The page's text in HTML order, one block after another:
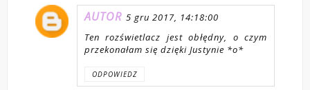
AUTOR 5 gru 2017, 14:18:00
Ten rozświetlacz jest obłędny, o czym
przekonałam się dzięki Justynie *o*
ODPOWIEDZ